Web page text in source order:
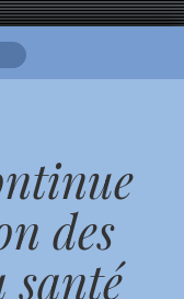
des
santé